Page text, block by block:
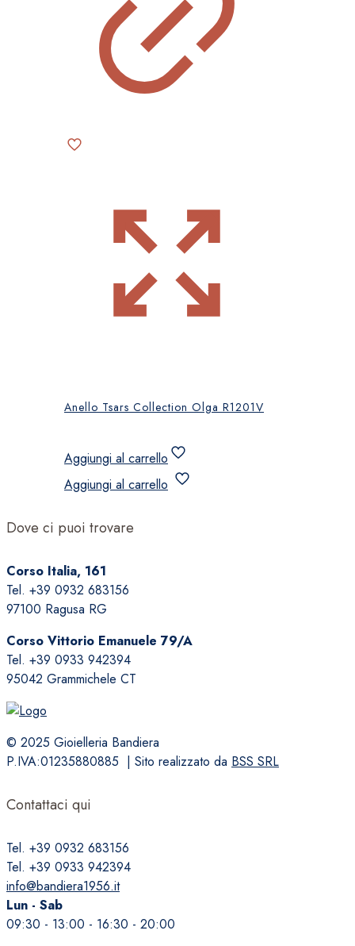
Anello Tsars Collection Olga R1201V
Aggiungi al carrello
Aggiungi al carrello
Dove ci puoi trovare
Corso Italia, 161
Tel. +39 0932 683156
97100 Ragusa RG
Corso Vittorio Emanuele 79/A
Tel. +39 0933 942394
95042 Grammichele CT
© 2025 Gioielleria Bandiera
P.IVA:01235880885 | Sito realizzato da BSS SRL
Contattaci qui
Tel. +39 0932 683156
Tel. +39 0933 942394
info@bandiera1956.it
Lun - Sab
09:30 - 13:00 - 16:30 - 20:00